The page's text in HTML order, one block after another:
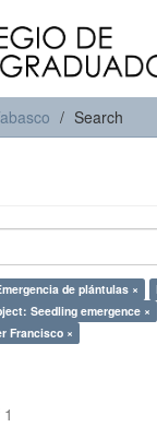
Search
de plántulas ×
Seedling emergence ×
Francisco ×